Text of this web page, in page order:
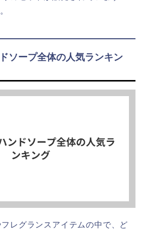
ソープ全体の人気ランキン
レグランスアイテムの中で、ど